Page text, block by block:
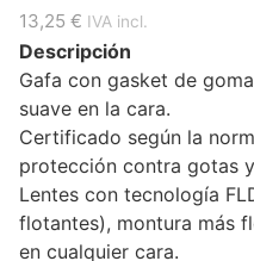
13,25 € IVA incl.
Descripción
Gafa con gasket de
suave en la cara.
Certificado según la
protección contra gotas
Lentes con tecnología
flotantes), montura más
en cualquier cara.